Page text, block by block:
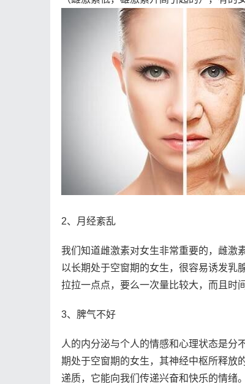
2、月经紊乱
我们知道雌激素对女生非常重要的，雌激
以长期处于空窗期的女生，很容易诱发乳
拉拉一点点，要么一次量比较大，而且时
3、脾气不好
人的内分泌与个人的情感和心理状态是分
期处于空窗期的女生，其神经中枢所释放
递质，它能向我们传递兴奋和快乐的情绪。